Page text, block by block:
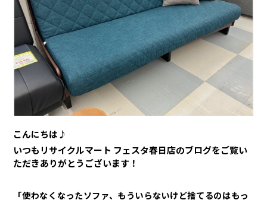
こんにちは♪
いつもリサイクルマート フェスタ春日店のブログをご覧い
ただきありがとうございます！
「使わなくなったソファ、もういらないけど捨てるのはもっ